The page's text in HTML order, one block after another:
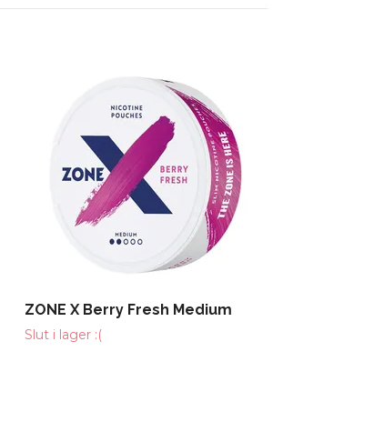
ZONE X Berry Fresh Medium
Slut i lager :(